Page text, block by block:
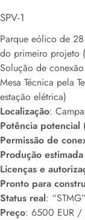
SPV-1
Parque eólico de
do primeiro projeto
Solução de
Mesa Técnica pela
estação elétrica)
Localização:
Potência potencial
Permissão de
Produção
Licenças e
Pronto para
Status real:
Preço: 6500 EUR /